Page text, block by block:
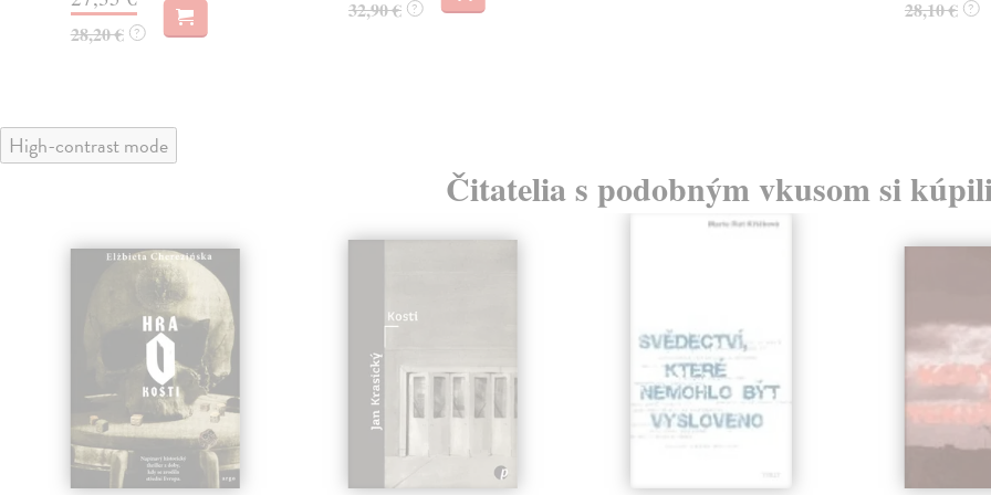
28,20 € ?
32,90 € ? 28,10 € ?
High-contrast mode
Čitatelia s podobným vkusom si